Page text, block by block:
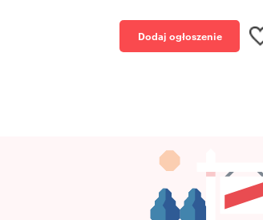
Dodaj ogłoszenie